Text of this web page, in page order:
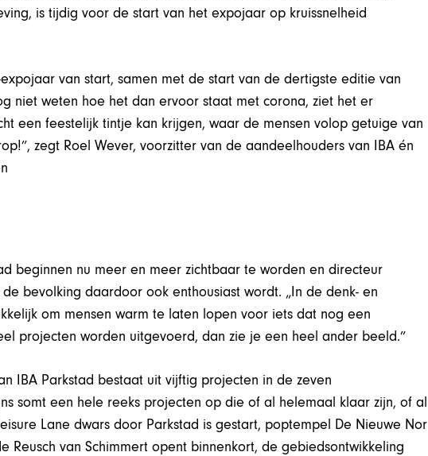
is tijdig voor de start van het expojaar op kruissnelheid
van start, samen met de start van de dertigste editie van
niet weten hoe het dan ervoor staat met corona, ziet het er
een feestelijk tintje kan krijgen, waar de mensen volop getuige van
zegt Roel Wever, voorzitter van de aandeelhouders van IBA én
beginnen nu meer en meer zichtbaar te worden en directeur
bevolking daardoor ook enthousiast wordt. „In de denk- en
om mensen warm te laten lopen voor iets dat nog een
projecten worden uitgevoerd, dan zie je een heel ander beeld.”
IBA Parkstad bestaat uit vijftig projecten in de zeven
somt een hele reeks projecten op die of al helemaal klaar zijn, of al
Lane dwars door Parkstad is gestart, poptempel De Nieuwe Nor
Reusch van Schimmert opent binnenkort, de gebiedsontwikkeling